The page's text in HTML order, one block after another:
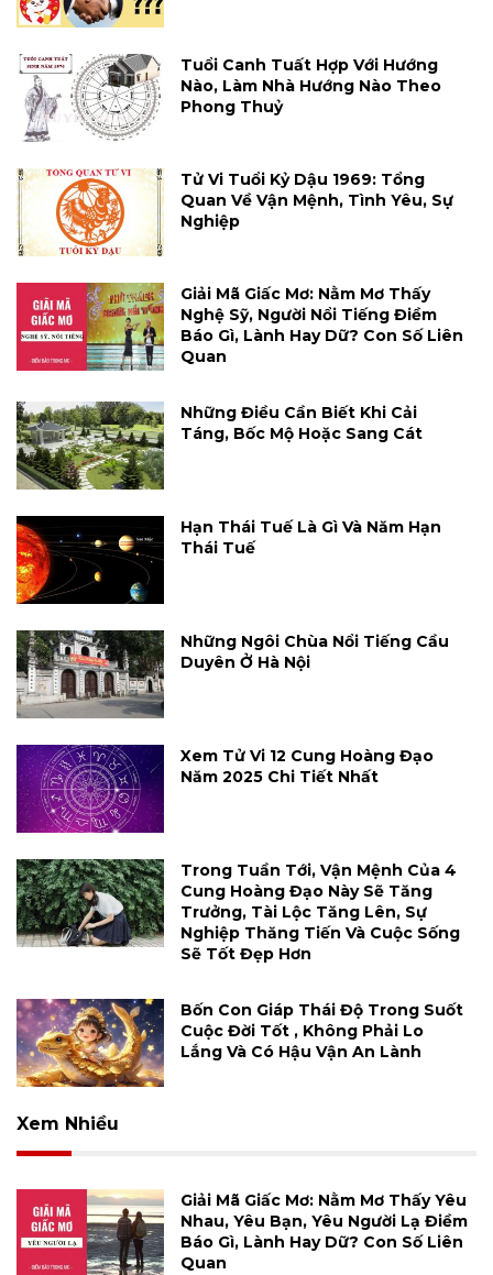
Tuổi Canh Tuất Hợp Với Hướng
Nào, Làm Nhà Hướng Nào Theo
Phong Thuỷ
Tử Vi Tuổi Kỷ Dậu 1969: Tổng
Quan Về Vận Mệnh, Tình Yêu, Sự
Nghiệp
Giải Mã Giấc Mơ: Nằm Mơ Thấy
Nghệ Sỹ, Người Nổi Tiếng Điềm
Báo Gì, Lành Hay Dữ? Con Số Liên
Quan
Những Điều Cần Biết Khi Cải
Táng, Bốc Mộ Hoặc Sang Cát
Hạn Thái Tuế Là Gì Và Năm Hạn
Thái Tuế
Những Ngôi Chùa Nổi Tiếng Cầu
Duyên Ở Hà Nội
Xem Tử Vi 12 Cung Hoàng Đạo
Năm 2025 Chi Tiết Nhất
Trong Tuần Tới, Vận Mệnh Của 4
Cung Hoàng Đạo Này Sẽ Tăng
Trưởng, Tài Lộc Tăng Lên, Sự
Nghiệp Thăng Tiến Và Cuộc Sống
Sẽ Tốt Đẹp Hơn
Bốn Con Giáp Thái Độ Trong Suốt
Cuộc Đời Tốt , Không Phải Lo
Lắng Và Có Hậu Vận An Lành
Xem Nhiều
Giải Mã Giấc Mơ: Nằm Mơ Thấy Yêu
Nhau, Yêu Bạn, Yêu Người Lạ Điềm
Báo Gì, Lành Hay Dữ? Con Số Liên
Quan